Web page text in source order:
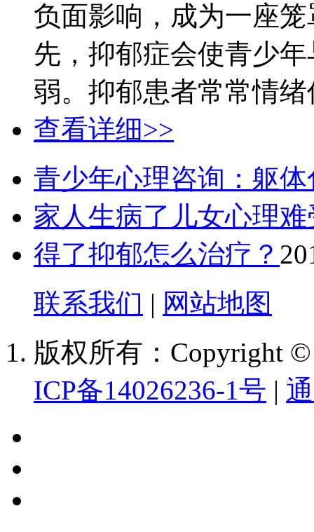
负面影响，成为一座
先，抑郁症会使青少
弱。抑郁患者常常情
查看详细>>
青少年心理咨询：躯
家人生病了儿女心理
得了抑郁怎么治疗？
联系我们 | 网站地图
版权所有：Copyright
ICP备14026236-1号 |